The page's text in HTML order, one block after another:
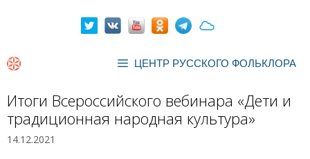
ЦЕНТР РУССКОГО ФОЛЬКЛОРА
Итоги Всероссийского вебинара «Дети и
традиционная народная культура»
14.12.2021